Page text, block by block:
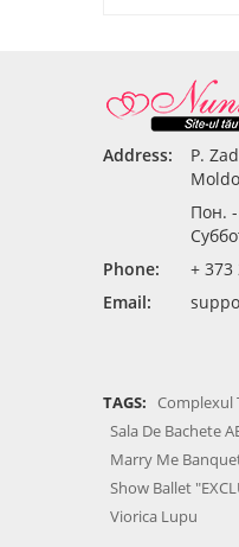
Address:
P.
Пон.
Phone:
+ 373
Email:
TAGS: Complexul
Sala De Bachete
Marry Me
Show Ballet
Viorica Lupu